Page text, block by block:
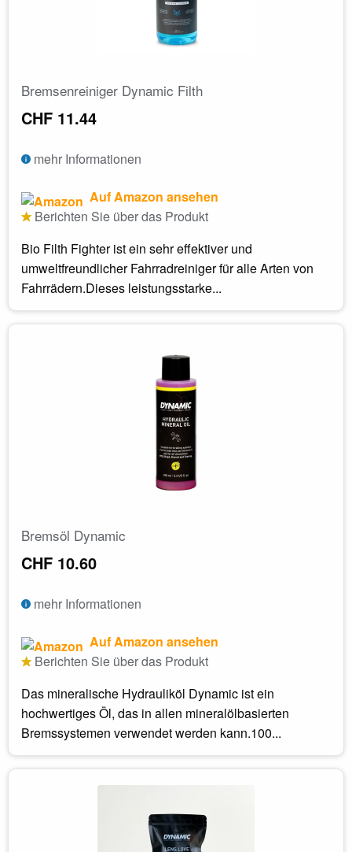
Bremsenreiniger Dynamic Filth
CHF 11.44
mehr Informationen
Auf Amazon ansehen
Berichten Sie über das Produkt
Bio Filth Fighter ist ein sehr effektiver und
umweltfreundlicher Fahrradreiniger für alle Arten von
Fahrrädern.Dieses leistungsstarke...
Bremsöl Dynamic
CHF 10.60
mehr Informationen
Auf Amazon ansehen
Berichten Sie über das Produkt
Das mineralische Hydrauliköl Dynamic ist ein
hochwertiges Öl, das in allen mineralölbasierten
Bremssystemen verwendet werden kann.100...